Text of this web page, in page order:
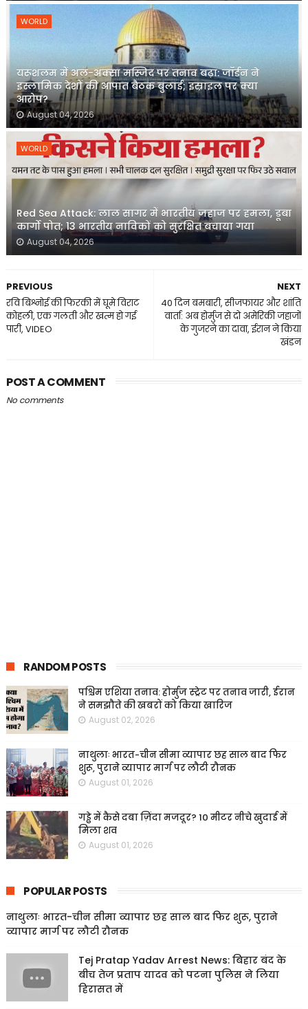
WORLD
यरूशलम में अल-अक्सा मस्जिद पर तनाव बढ़ा: जॉर्डन ने
इस्लामिक देशों की आपात बैठक बुलाई; इस्राइल पर क्या
आरोप?
August 04, 2026
WORLD
Red Sea Attack: लाल सागर में भारतीय जहाज पर हमला, डूबा
कार्गो पोत; 13 भारतीय नाविकों को सुरक्षित बचाया गया
August 04, 2026
NEXT
40 दिन बमबारी, सीजफायर और शांति
वार्ता: अब होर्मुज से दो अमेरिकी जहाजों
के गुजरने का दावा, ईरान ने किया
खंडन
PREVIOUS
रवि बिश्नोई की फिरकी में घूमे विराट
कोहली, एक गलती और खत्म हो गई
पारी, VIDEO
POST A COMMENT
No comments
RANDOM POSTS
पश्चिम एशिया तनाव: होर्मुज स्ट्रेट पर तनाव जारी, ईरान
ने समझौते की खबरों को किया खारिज
August 02, 2026
नाथुलाः भारत-चीन सीमा व्यापार छह साल बाद फिर
शुरू, पुराने व्यापार मार्ग पर लौटी रौनक
August 01, 2026
गड्ढे में कैसे दबा ज़िंदा मजदूर? 10 मीटर नीचे खुदाई में
मिला शव
August 01, 2026
POPULAR POSTS
नाथुलाः भारत-चीन सीमा व्यापार छह साल बाद फिर शुरू, पुराने
व्यापार मार्ग पर लौटी रौनक
Tej Pratap Yadav Arrest News: बिहार बंद के
बीच तेज प्रताप यादव को पटना पुलिस ने लिया
हिरासत में